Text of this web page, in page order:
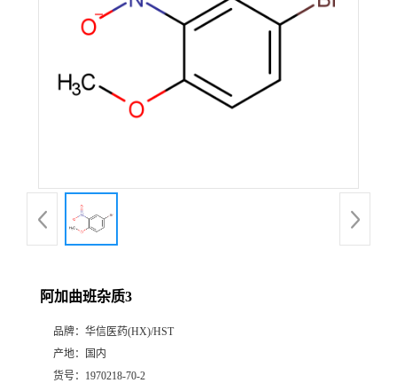
书
誉
阿加曲班杂质3
品牌： 华信医药(HX)/HST
产地：
国内
货号： 1970218-70-2